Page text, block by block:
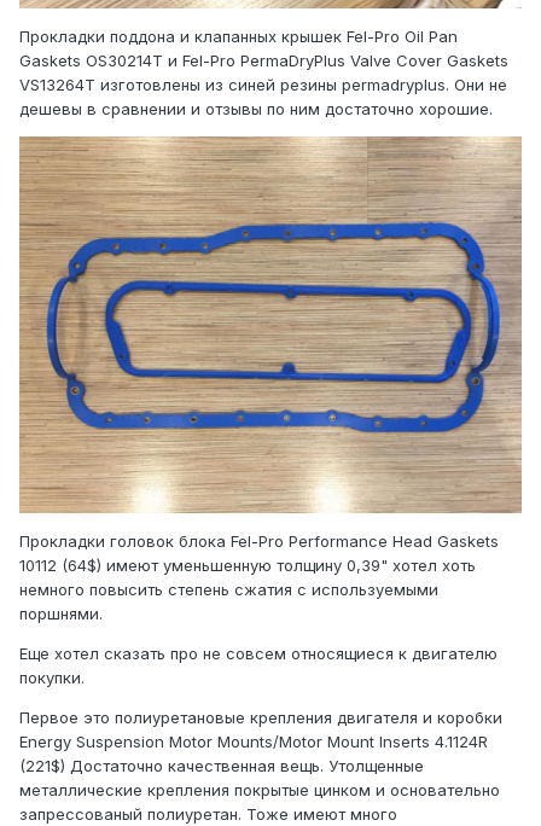
Прокладки поддона и клапанных крышек Fel-Pro Oil Pan
Gaskets OS30214T и Fel-Pro PermaDryPlus Valve Cover Gaskets
VS13264T изготовлены из синей резины permadryplus. Они не
дешевы в сравнении и отзывы по ним достаточно хорошие.
Прокладки головок блока Fel-Pro Performance Head Gaskets
10112 (64$) имеют уменьшенную толщину 0,39" хотел хоть
немного повысить степень сжатия с используемыми
поршнями.
Еще хотел сказать про не совсем относящиеся к двигателю
покупки.
Первое это полиуретановые крепления двигателя и коробки
Energy Suspension Motor Mounts/Motor Mount Inserts 4.1124R
(221$) Достаточно качественная вещь. Утолщенные
металлические крепления покрытые цинком и основательно
запрессованый полиуретан. Тоже имеют много